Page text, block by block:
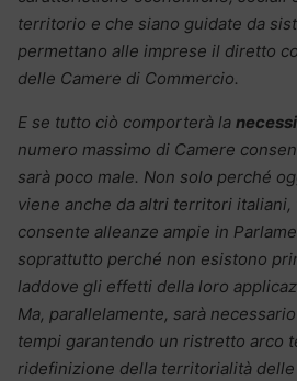
territorio e che siano guidate da
permettano alle imprese il diretto
delle Camere di Commercio.
E se tutto ciò comporterà la
numero massimo di Camere
sarà poco male. Non solo perché
viene anche da altri territori italiani,
consente alleanze ampie in
soprattutto perché non esistono
laddove gli effetti della loro
Ma, parallelamente, sarà
tempi garantendo un ristretto arco
ridefinizione della territorialità